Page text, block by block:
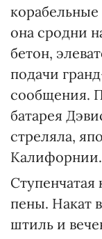
корабельные
она сродни
бетон,
подачи
сообщения.
батарея
стреляла,
Калифорнии.
пены. Накат
штиль и